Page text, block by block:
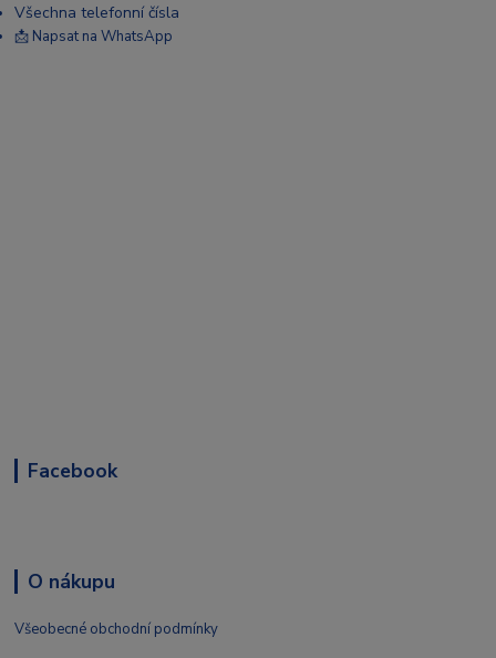
Všechna telefonní čísla
📩 Napsat na WhatsApp
Facebook
O nákupu
Všeobecné obchodní podmínky